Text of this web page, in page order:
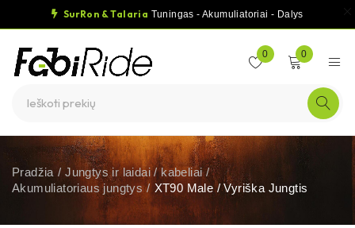
SurRon & Talaria Tuningas - Akumuliatoriai - Dalys
0 0
Pradžia / Jungtys ir laidai / kabeliai /
Akumuliatoriaus jungtys / XT90 Male / Vyriška Jungtis